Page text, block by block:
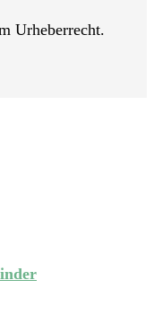
Urheberrecht.